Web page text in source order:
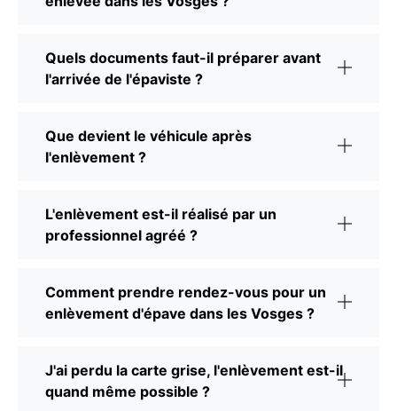
Quels documents faut-il préparer avant
l'arrivée de l'épaviste ?
Que devient le véhicule après
l'enlèvement ?
L'enlèvement est-il réalisé par un
professionnel agréé ?
Comment prendre rendez-vous pour un
enlèvement d'épave dans les Vosges ?
J'ai perdu la carte grise, l'enlèvement est-il
quand même possible ?